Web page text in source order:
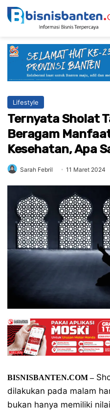
Lifestyle
Ternyata Sholat
Beragam
Kesehatan, Apa
Sarah Febril 11 Maret 2024
BISNISBANTEN.COM –
dilakukan pada malam
bukan hanya memiliki